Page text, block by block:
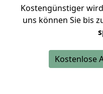
Kostengünstiger
uns können Sie bis
Kostenlose